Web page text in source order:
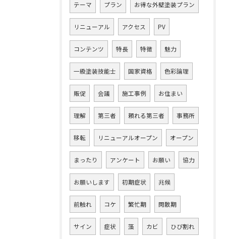
テーマ プラン お得な外壁塗装プラン
リニューアル アクセス PV
コンテンツ 特長 特徴 魅力
一級塗装技能士 国家資格 色彩論理
販促 会議 施工事例 お住まい
理解 第三者 頼れる第三者 事務所
移転 リニューアルオープン オープン
まったり アンケート お願い 協力
お願いします 初期症状 兆候
前触れ コケ 繁忙期 閑散期
サイン 症状 藻 カビ ひび割れ